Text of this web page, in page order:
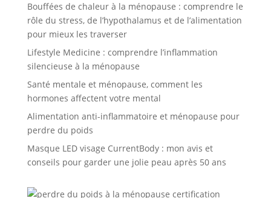
Bouffées de chaleur à la ménopause : comprendre le
rôle du stress, de l’hypothalamus et de l’alimentation
pour mieux les traverser
Lifestyle Medicine : comprendre l’inflammation
silencieuse à la ménopause
Santé mentale et ménopause, comment les
hormones affectent votre mental
Alimentation anti-inflammatoire et ménopause pour
perdre du poids
Masque LED visage CurrentBody : mon avis et
conseils pour garder une jolie peau après 50 ans